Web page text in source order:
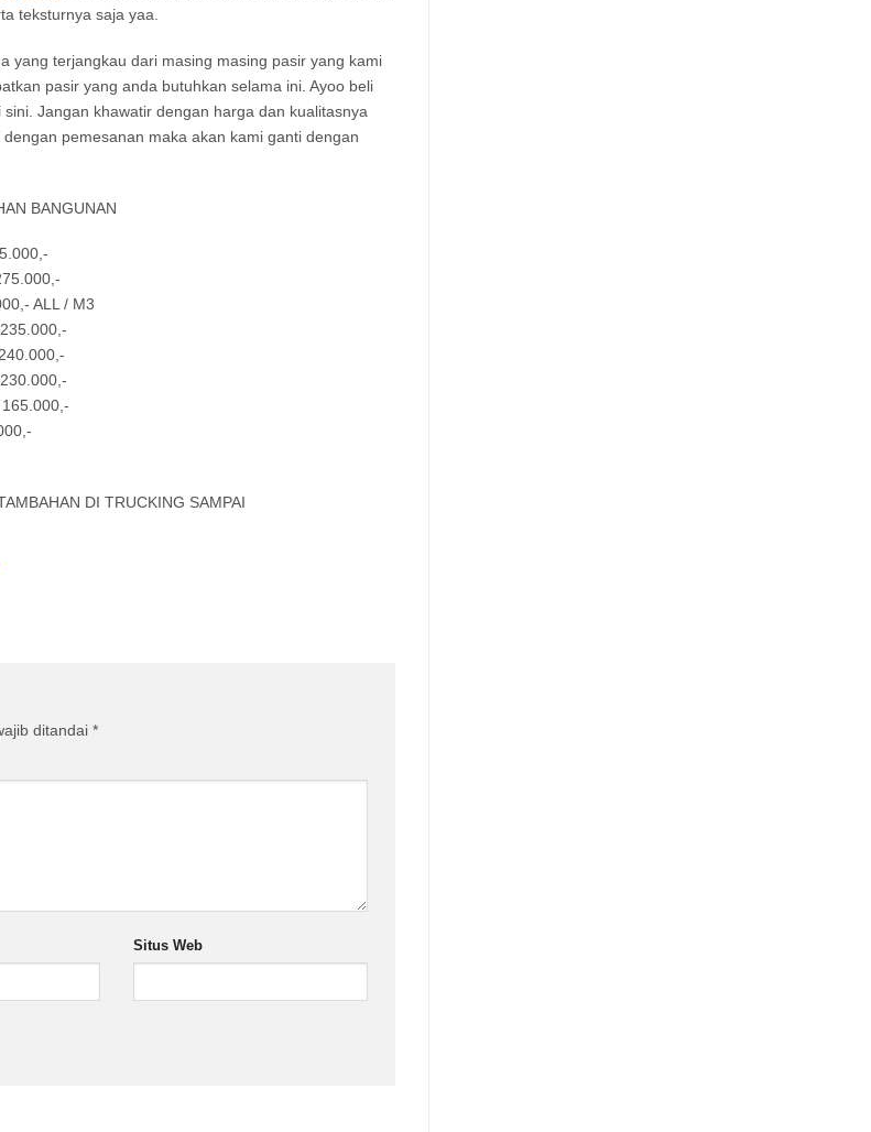
teksturnya saja yaa.
yang terjangkau dari masing masing pasir yang kami
pasir yang anda butuhkan selama ini. Ayoo beli
Jangan khawatir dengan harga dan kualitasnya
pemesanan maka akan kami ganti dengan
BANGUNAN
ALL / M3
DI TRUCKING SAMPAI
ditandai *
Situs Web